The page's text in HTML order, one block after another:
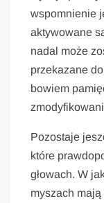
wspomnienie
aktywowane
nadal może
przekazane
bowiem
Pozostaje
które
głowach. W
myszach mają